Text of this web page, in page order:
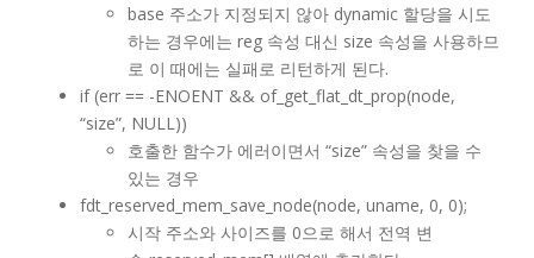
base 주소가 지정되지 않아 dynamic 할당을 시도
하는 경우에는 reg 속성 대신 size 속성을 사용하므
로 이 때에는 실패로 리턴하게 된다.
if (err == -ENOENT && of_get_flat_dt_prop(node,
“size”, NULL))
호출한 함수가 에러이면서 “size” 속성을 찾을 수
있는 경우
fdt_reserved_mem_save_node(node, uname, 0, 0);
시작 주소와 사이즈를 0으로 해서 전역 변